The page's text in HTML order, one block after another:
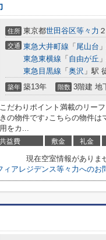
住所 東京都世田谷区等々力
交通 東急大井町線 「 尾山台
東急東横線 「 自由が丘
東急目黒線 「 奥沢 」駅
築年 築13年 階数 3階建 地
こだわりポイント満載のリー
きの物件です♪こちらの物件
用をカ...
益費 敷金 礼金
現在空室情報がありま
ィアレジデンス等々力へのお